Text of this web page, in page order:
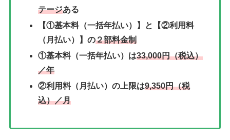
テージある
【①基本料（一括年払い）】と【②利用料
（月払い）】の２部料金制
①基本料（一括年払い）は33,000円（税込）
／年
②利用料（月払い）の上限は9,350円（税
込）／月